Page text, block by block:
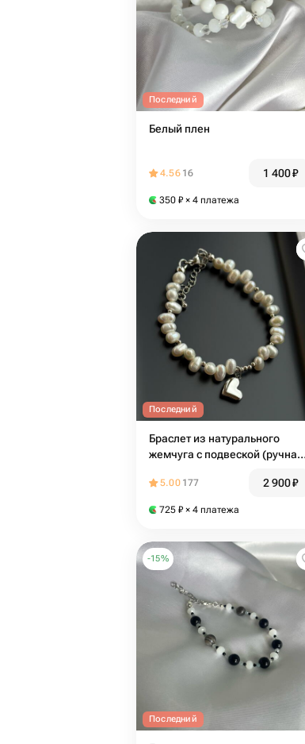
Последний
Белый плен
4.56 16 1 400₽
350 ₽ × 4 платежа
Последний
Браслет из натурального
жемчуга с подвеской (ручная
5.00 177 2 900₽
725 ₽ × 4 платежа
-15%
Последний